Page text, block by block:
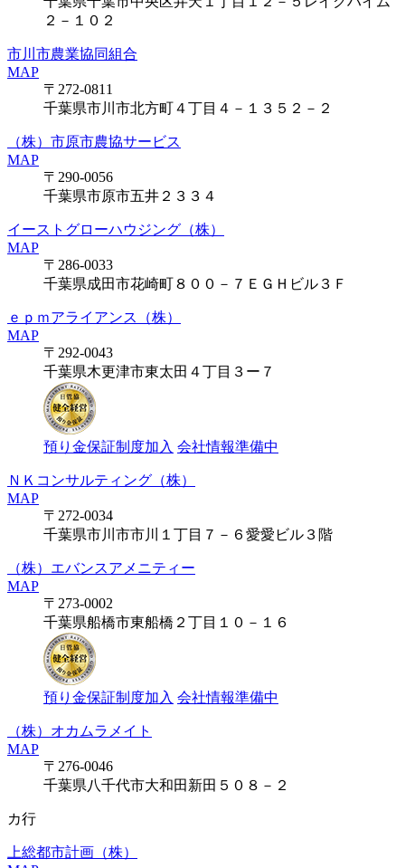
２－１０２
市川市農業協同組合
MAP
〒272-0811
千葉県市川市北方町４丁目４－１３５２－２
（株）市原市農協サービス
MAP
〒290-0056
千葉県市原市五井２３３４
イーストグローハウジング（株）
MAP
〒286-0033
千葉県成田市花崎町８００－７ＥＧＨビル３Ｆ
ｅｐｍアライアンス（株）
MAP
〒292-0043
千葉県木更津市東太田４丁目３ー７
預り金保証制度加入 会社情報準備中
ＮＫコンサルティング（株）
MAP
〒272-0034
千葉県市川市市川１丁目７－６愛愛ビル３階
（株）エバンスアメニティー
MAP
〒273-0002
千葉県船橋市東船橋２丁目１０－１６
預り金保証制度加入 会社情報準備中
（株）オカムラメイト
MAP
〒276-0046
千葉県八千代市大和田新田５０８－２
カ行
上総都市計画（株）